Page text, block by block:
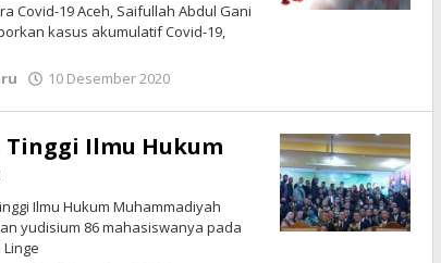
Covid-19 Aceh, Saifullah Abdul Gani
kasus akumulatif Covid-19,
10 Desember 2020
Tinggi Ilmu Hukum
Ilmu Hukum Muhammadiyah
yudisium 86 mahasiswanya pada